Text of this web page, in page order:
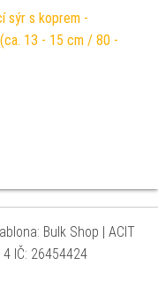
sýr s koprem -
13 - 15 cm / 80 -
Bulk Shop | ACIT
IČ: 26454424